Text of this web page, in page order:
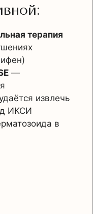
терапия
—
извлечь
ИКСИ
в